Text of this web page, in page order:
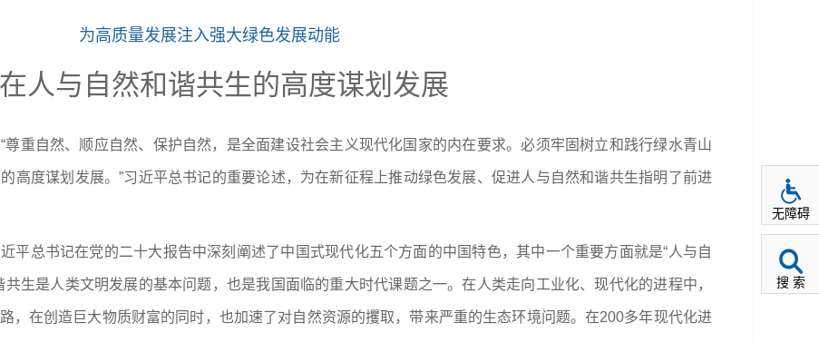
为高质量发展注入强大绿色发展动能
人与自然和谐共生的高度谋划发展
尊重自然、顺应自然、保护自然，是全面建设社会主义现代化国家的内在要求。必须牢固树立和践行绿水青山
高度谋划发展。”习近平总书记的重要论述，为在新征程上推动绿色发展、促进人与自然和谐共生指明了前进
平总书记在党的二十大报告中深刻阐述了中国式现代化五个方面的中国特色，其中一个重要方面就是“人与自
生是人类文明发展的基本问题，也是我国面临的重大时代课题之一。在人类走向工业化、现代化的进程中，
，在创造巨大物质财富的同时，也加速了对自然资源的攫取，带来严重的生态环境问题。在200多年现代化进
无障碍
搜 索